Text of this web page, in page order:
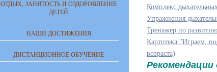
Комплекс
Упражнения
Тренажер по
Картотека "Играем,
возраста)
ОТДЫХ, ЗАНЯТОСТЬ И ОЗДОРОВЛЕНИЕ
ДЕТЕЙ
НАШИ ДОСТИЖЕНИЯ
ДИСТАНЦИОННОЕ ОБУЧЕНИЕ